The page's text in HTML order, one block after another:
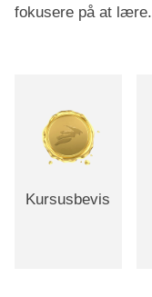
fokusere på at lære.
Kursusbevis